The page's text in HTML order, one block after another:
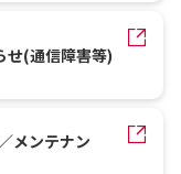
せ(通信障害等)
メンテナン